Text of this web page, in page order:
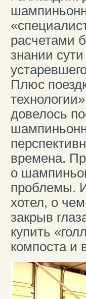
расчетами
знании
Плюс
довелось
времена.
о
проблемы.
хотел, о
закрыв
купить
компоста